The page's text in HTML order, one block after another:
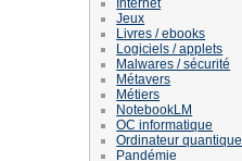
Jeux
Livres / ebooks
Logiciels / applets
Malwares / sécurité
Métavers
Métiers
NotebookLM
OC informatique
Ordinateur quantique
Pandémie